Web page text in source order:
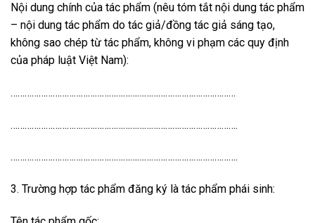
Nội dung chính của tác phẩm (nêu tóm tắt nội dung tác phẩm
– nội dung tác phẩm do tác giả/đồng tác giả sáng tạo,
không sao chép từ tác phẩm, không vi phạm các quy định
của pháp luật Việt Nam):
……………………………………………………………………………………
…………………………………………………………………………………….
…………………………………………………………………………………….
3. Trường hợp tác phẩm đăng ký là tác phẩm phái sinh: